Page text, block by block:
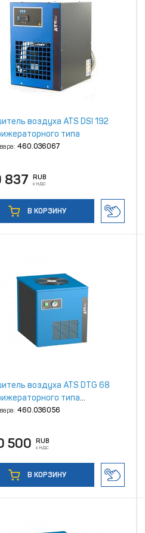
воздуха ATS DSI 192
типа
460.036067
837 RUB
с НДС
В КОРЗИНУ
воздуха ATS DTG 68
типа
460.036056
500 RUB
с НДС
В КОРЗИНУ